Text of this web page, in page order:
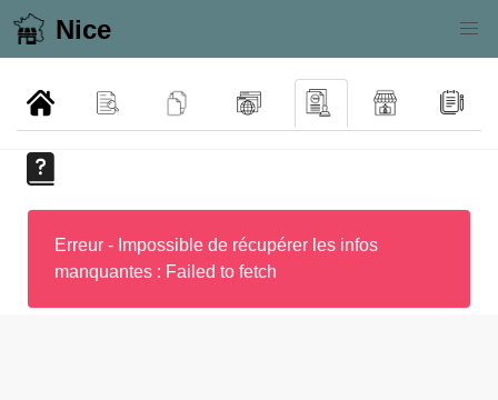
Nice
Erreur - Impossible de récupérer les infos
manquantes : Failed to fetch